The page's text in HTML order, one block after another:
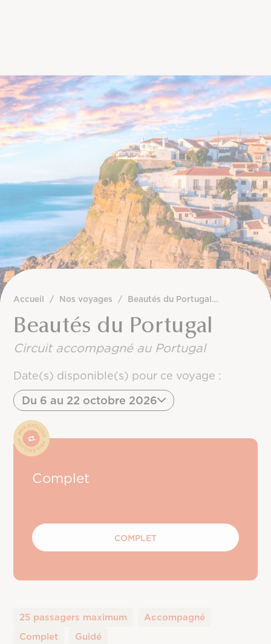
Accueil / Nos voyages / Beautés du Portugal 2027
Beautés du Portugal
Circuit accompagné au Portugal
Date(s) disponible(s) pour ce voyage :
Du 6 au 22 octobre 2026
Complet
COMPLET
25 passagers maximum
Accompagné
Complet
Guidé